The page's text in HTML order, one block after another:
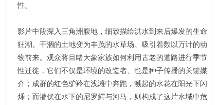
性。
影片中段深入三角洲腹地，细致描绘洪水到来后爆发的生命
狂潮。干涸的土地变为丰茂的水草场、吸引着数以万计的动
物前来。观众将目睹大象家族如何利用古老的道路进行季节
性迁徙，它们不仅是环境的改造者、也是种子传播的关键媒
介；成群的红色驴羚在浅滩中奔跑，溅起的水花在阳光下闪
烁；而潜伏在水下的尼罗鳄与河马，则构成了这片水域中危